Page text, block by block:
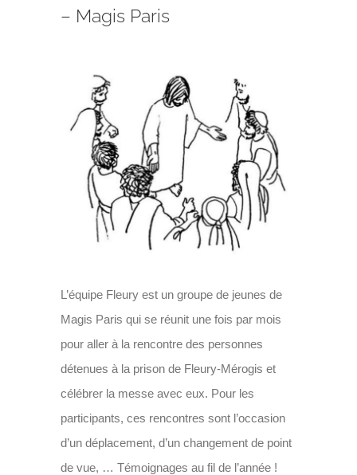
Cowork Magis
Réseau Magis
– Magis Paris
l'image
agrandie
L’équipe Fleury est un groupe de jeunes de
Magis Paris qui se réunit une fois par mois
pour aller à la rencontre des personnes
détenues à la prison de Fleury-Mérogis et
célébrer la messe avec eux. Pour les
participants, ces rencontres sont l’occasion
d’un déplacement, d’un changement de point
de vue, …Témoignages au fil de l’année !